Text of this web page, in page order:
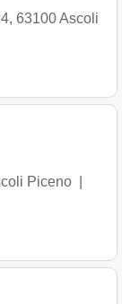
, 63100Ascoli
Piceno